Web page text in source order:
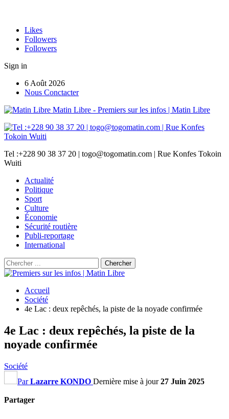
Likes
Followers
Followers
Sign in
6 Août 2026
Nous Conctacter
Matin Libre - Premiers sur les infos | Matin Libre
Tel :+228 90 38 37 20 | togo@togomatin.com | Rue Konfes Tokoin
Wuiti
Actualité
Politique
Sport
Culture
Économie
Sécurité routière
Publi-reportage
International
Accueil
Société
4e Lac : deux repêchés, la piste de la noyade confirmée
4e Lac : deux repêchés, la piste de la
noyade confirmée
Société
ParLazarre KONDO Dernière mise à jour27 Juin 2025
Partager